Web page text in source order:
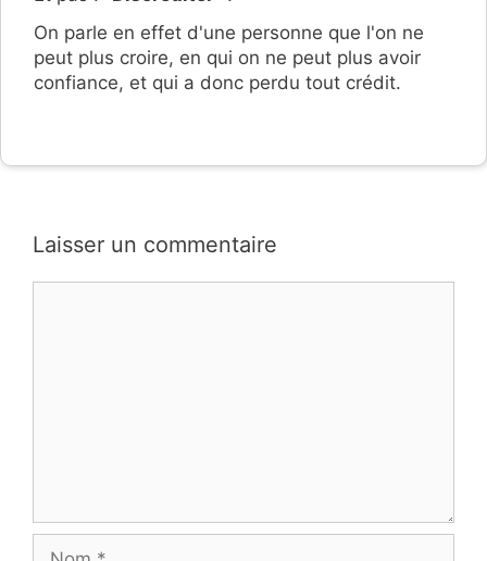
On parle en effet d'une personne que l'on ne
peut plus croire, en qui on ne peut plus avoir
confiance, et qui a donc perdu tout crédit.
Laisser un commentaire